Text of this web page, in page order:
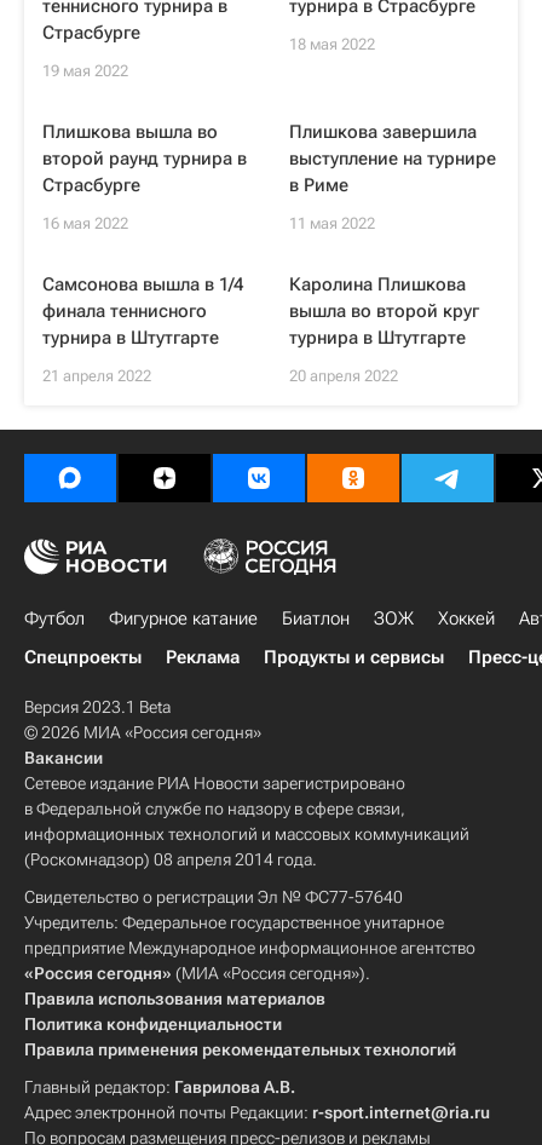
теннисного турнира в
Страсбурге
19 мая 2022
турнира в Страсбурге
18 мая 2022
Плишкова вышла во
второй раунд турнира в
Страсбурге
16 мая 2022
Плишкова завершила
выступление на турнире
в Риме
11 мая 2022
Самсонова вышла в 1/4
финала теннисного
турнира в Штутгарте
21 апреля 2022
Каролина Плишкова
вышла во второй круг
турнира в Штутгарте
20 апреля 2022
Футбол Фигурное катание Биатлон ЗОЖ Хоккей
Спецпроекты
Реклама Продукты и сервисы Пресс-
Версия 2023.1 Beta
© 2026 МИА «Россия сегодня»
Вакансии
Сетевое издание РИА Новости зарегистрировано
в Федеральной службе по надзору в сфере связи,
информационных технологий и массовых коммуникаций
(Роскомнадзор) 08 апреля 2014 года.
Свидетельство о регистрации Эл № ФС77-57640
Учредитель: Федеральное государственное унитарное
предприятие Международное информационное агентство
«Россия сегодня» (МИА «Россия сегодня»).
Правила использования материалов
Политика конфиденциальности
Правила применения рекомендательных технологий
Главный редактор: Гаврилова А.В.
Адрес электронной почты Редакции: r-sport.internet@ria.ru
По вопросам размещения пресс-релизов и рекламы